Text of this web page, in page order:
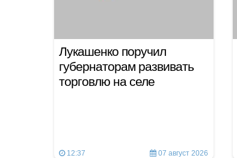
Лукашенко поручил
губернаторам развивать
торговлю на селе
12:37 07 август 2026